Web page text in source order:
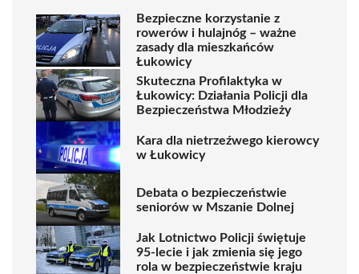
Bezpieczne korzystanie z
rowerów i hulajnóg – ważne
zasady dla mieszkańców
Łukowicy
Skuteczna Profilaktyka w
Łukowicy: Działania Policji dla
Bezpieczeństwa Młodzieży
Kara dla nietrzeźwego kierowcy
w Łukowicy
Debata o bezpieczeństwie
seniorów w Mszanie Dolnej
Jak Lotnictwo Policji świętuje
95-lecie i jak zmienia się jego
rola w bezpieczeństwie kraju